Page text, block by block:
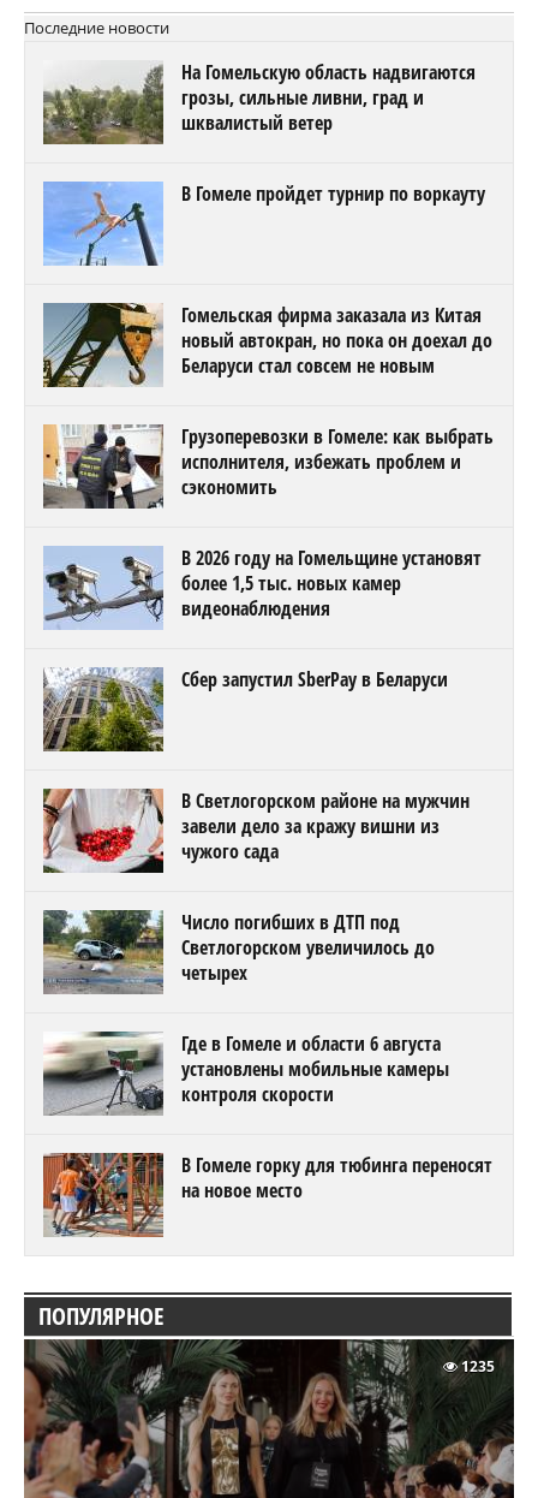
Последние новости
На Гомельскую область надвигаются
грозы, сильные ливни, град и
шквалистый ветер
В Гомеле пройдет турнир по воркауту
Гомельская фирма заказала из Китая
новый автокран, но пока он доехал до
Беларуси стал совсем не новым
Грузоперевозки в Гомеле: как выбрать
исполнителя, избежать проблем и
сэкономить
В 2026 году на Гомельщине установят
более 1,5 тыс. новых камер
видеонаблюдения
Сбер запустил SberPay в Беларуси
В Светлогорском районе на мужчин
завели дело за кражу вишни из
чужого сада
Число погибших в ДТП под
Светлогорском увеличилось до
четырех
Где в Гомеле и области 6 августа
установлены мобильные камеры
контроля скорости
В Гомеле горку для тюбинга переносят
на новое место
ПОПУЛЯРНОЕ
1235